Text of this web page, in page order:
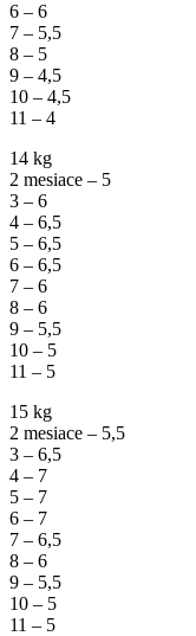
6 – 6
7 – 5,5
8 – 5
9 – 4,5
10 – 4,5
11 – 4
14 kg
2 mesiace – 5
3 – 6
4 – 6,5
5 – 6,5
6 – 6,5
7 – 6
8 – 6
9 – 5,5
10 – 5
11 – 5
15 kg
2 mesiace – 5,5
3 – 6,5
4 – 7
5 – 7
6 – 7
7 – 6,5
8 – 6
9 – 5,5
10 – 5
11 – 5